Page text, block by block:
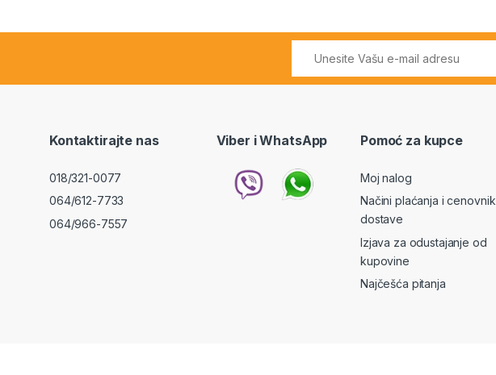
Kontaktirajte nas
018/321-0077
064/612-7733
064/966-7557
Viber i WhatsApp Pomoć za kupce
Moj nalog
Načini plaćanja i cenovnik
dostave
Izjava za odustajanje od
kupovine
Najčešća pitanja